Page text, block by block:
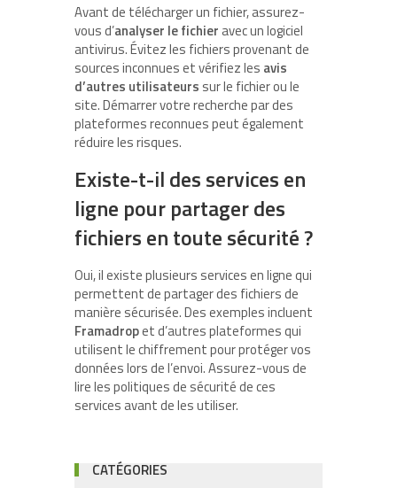
Avant de télécharger un fichier, assurez-
vous d’analyser le fichier avec un logiciel
antivirus. Évitez les fichiers provenant de
sources inconnues et vérifiez les avis
d’autres utilisateurs sur le fichier ou le
site. Démarrer votre recherche par des
plateformes reconnues peut également
réduire les risques.
Existe-t-il des services en
ligne pour partager des
fichiers en toute sécurité ?
Oui, il existe plusieurs services en ligne qui
permettent de partager des fichiers de
manière sécurisée. Des exemples incluent
Framadropet d’autres plateformes qui
utilisent le chiffrement pour protéger vos
données lors de l’envoi. Assurez-vous de
lire les politiques de sécurité de ces
services avant de les utiliser.
CATÉGORIES